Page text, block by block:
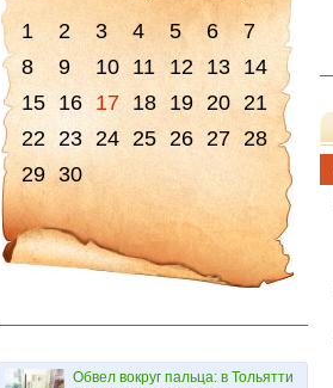
1 2 3 4 5 6
7
8
9 10 11 12 13 14
15 16 17 18 19 20 21
22 23 24 25 26 27 28
29 30
Обвел вокруг пальца: в Тольятти